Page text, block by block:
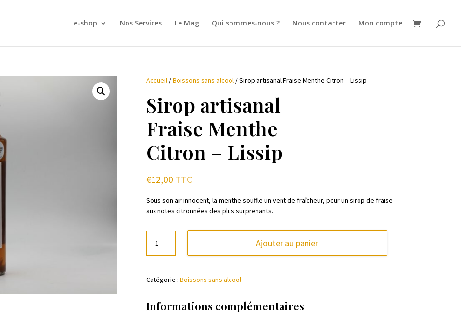
e-shop Nos Services Le Mag Qui sommes-nous ? Nous contacter Mon compte
Accueil /Boissons sans alcool / Sirop artisanal Fraise Menthe Citron – Lissip
Sirop artisanal
Fraise Menthe
Citron – Lissip
€12,00 TTC
Sous son air innocent, la menthe souffle un vent de fraîcheur, pour un sirop de fraise
aux notes citronnées des plus surprenants.
Sirop
artisanal
Fraise
Citron
Ajouter au panier
Catégorie : Boissons sans alcool
Informations complémentaires